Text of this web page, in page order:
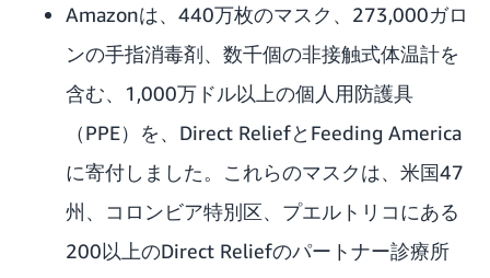
Amazonは、440万枚のマスク、273,000ガロ
ンの手指消毒剤、数千個の非接触式体温計を
含む、1,000万ドル以上の個人用防護具
（PPE）を、Direct ReliefとFeeding America
に寄付しました。これらのマスクは、米国47
州、コロンビア特別区、プエルトリコにある
200以上のDirect Reliefのパートナー診療所